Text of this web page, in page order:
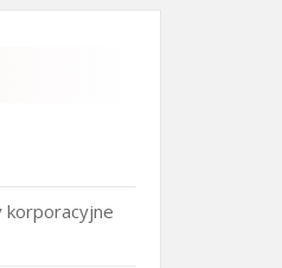
korporacyjne